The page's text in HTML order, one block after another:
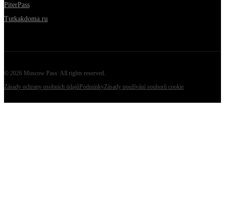
PiterPass
Tutkakdoma.ru
© 2026 Moscow Pass. All rights reserved.
Zásady ochrany osobních údajůPodmínkyZásady používání souborů cookie